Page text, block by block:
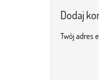
Dodaj
Twój adres